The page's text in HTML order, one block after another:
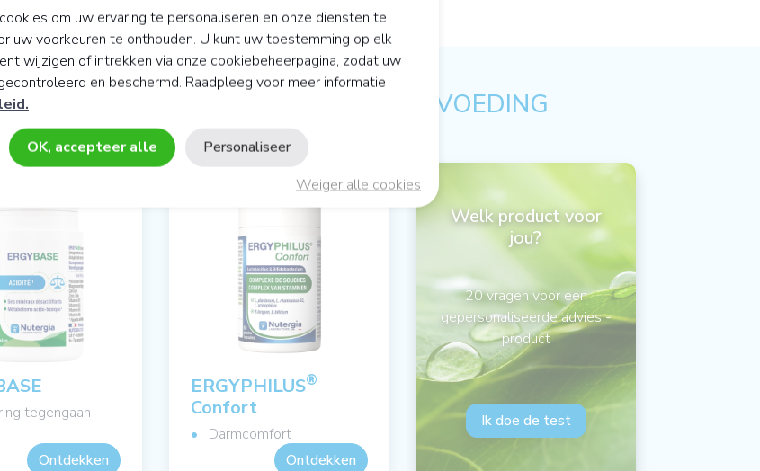
GEBIED VAN ACTIEVE CELLULAIRE VOEDING
tegengaan
Ontdekken
Uw favorieten
ERGYPHILUS®
Confort
Darmcomfort
Ontdekken
Welk product voor
jou?
20 vragen voor een
gepersonaliseerde advies -
product
Ik doe de test
om uw ervaring te personaliseren en onze diensten te
uw voorkeuren te onthouden. U kunt uw toestemming op elk
wijzigen of intrekken via onze cookiebeheerpagina, zodat uw
en beschermd. Raadpleeg voor meer informatie
OK, accepteer alle
Weiger alle cookies
Personaliseer